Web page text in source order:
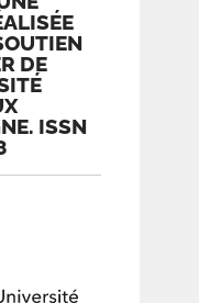
DE
ISSN